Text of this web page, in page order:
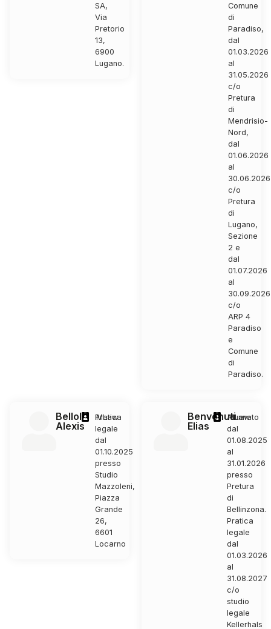
SA,
Via
Pretorio
13,
6900
Lugano.
Comune
di
Paradiso,
dal
01.03.2026
al
31.05.2026
c/o
Pretura
di
Mendrisio-
Nord,
dal
01.06.2026
al
30.06.2026
c/o
Pretura
di
Lugano,
Sezione
2 e
dal
01.07.2026
al
30.09.2026
c/o
ARP 4
Paradiso
e
Comune
di
Paradiso.
Belloli
Alexis
MLaw
Pratica
legale
dal
01.10.2025
presso
Studio
Mazzoleni,
Piazza
Grande
26,
6601
Locarno
Benvenuti
Elias
MLaw
Alunnato
dal
01.08.2025
al
31.01.2026
presso
Pretura
di
Bellinzona.
Pratica
legale
dal
01.03.2026
al
31.08.2027
c/o
studio
legale
Kellerhals